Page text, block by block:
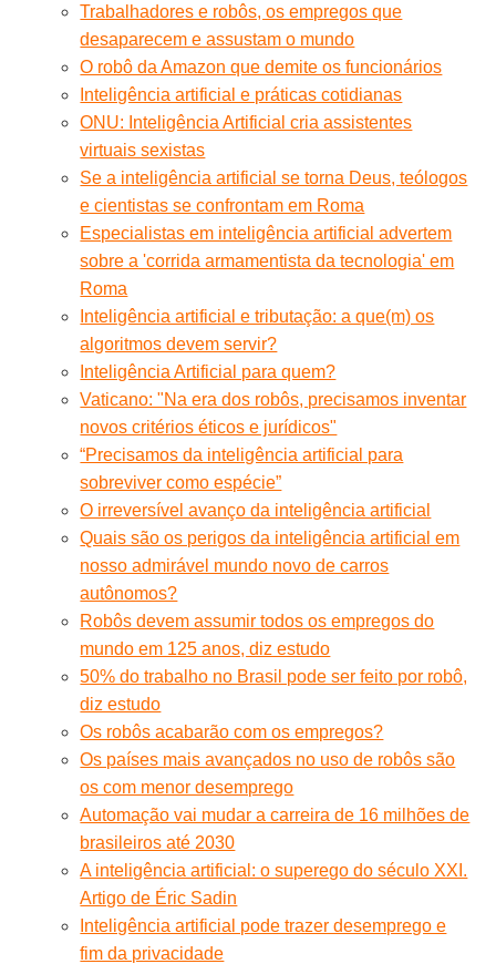
Trabalhadores e robôs, os empregos que
desaparecem e assustam o mundo
O robô da Amazon que demite os funcionários
Inteligência artificial e práticas cotidianas
ONU: Inteligência Artificial cria assistentes
virtuais sexistas
Se a inteligência artificial se torna Deus, teólogos
e cientistas se confrontam em Roma
Especialistas em inteligência artificial advertem
sobre a 'corrida armamentista da tecnologia' em
Roma
Inteligência artificial e tributação: a que(m) os
algoritmos devem servir?
Inteligência Artificial para quem?
Vaticano: "Na era dos robôs, precisamos inventar
novos critérios éticos e jurídicos"
“Precisamos da inteligência artificial para
sobreviver como espécie”
O irreversível avanço da inteligência artificial
Quais são os perigos da inteligência artificial em
nosso admirável mundo novo de carros
autônomos?
Robôs devem assumir todos os empregos do
mundo em 125 anos, diz estudo
50% do trabalho no Brasil pode ser feito por robô,
diz estudo
Os robôs acabarão com os empregos?
Os países mais avançados no uso de robôs são
os com menor desemprego
Automação vai mudar a carreira de 16 milhões de
brasileiros até 2030
A inteligência artificial: o superego do século XXI.
Artigo de Éric Sadin
Inteligência artificial pode trazer desemprego e
fim da privacidade